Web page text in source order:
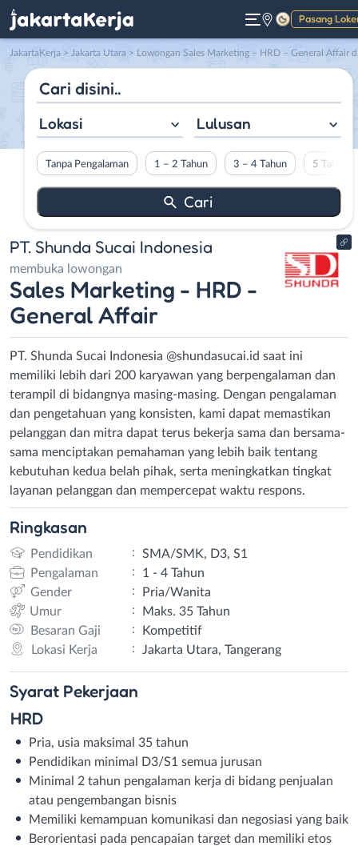
Pasang
Gelap
JakartaKerja > Jakarta Utara > Lowongan Sales Marketing – HRD – General Affair di PT. Shunda Sucai
Lokasi Lulusan
Tanpa Pengalaman 1 – 2 Tahun 3 – 4 Tahun 5 Tahun
PT. Shunda Sucai Indonesia
membuka lowongan
Sales Marketing - HRD -
General Affair
PT. Shunda Sucai Indonesia @shundasucai.id saat ini
memiliki lebih dari 200 karyawan yang berpengalaman dan
terampil di bidangnya masing-masing. Dengan pengalaman
dan pengetahuan yang konsisten, kami dapat memastikan
pelanggan dan mitra dapat terus bekerja sama dan bersama-
sama menciptakan pemahaman yang lebih baik tentang
kebutuhan kedua belah pihak, serta meningkatkan tingkat
layanan pelanggan dan mempercepat waktu respons.
Ringkasan
Pendidikan :
SMA/SMK, D3, S1
Pengalaman
:
1 - 4 Tahun
Gender
:
Pria/Wanita
Umur
:
Maks. 35 Tahun
Besaran Gaji
:
Kompetitif
Lokasi Kerja
: Jakarta Utara, Tangerang
Syarat Pekerjaan
HRD
Pria, usia maksimal 35 tahun
Pendidikan minimal D3/S1 semua jurusan
Minimal 2 tahun pengalaman kerja di bidang penjualan
atau pengembangan bisnis
Memiliki kemampuan komunikasi dan negosiasi yang baik
Berorientasi pada pencapaian target dan memiliki etos